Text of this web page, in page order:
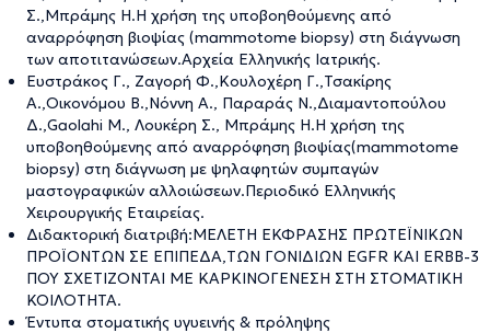
Σ.,Μπράμης Η.Η χρήση της υποβοηθούμενης από
αναρρόφηση βιοψίας (mammotome biopsy) στη διάγνωση
των αποτιτανώσεων.Αρχεία Ελληνικής Ιατρικής.
Ευστράκος Γ., Ζαγορή Φ.,Κουλοχέρη Γ.,Τσακίρης
Α.,Οικονόμου Β.,Νόννη Α., Παραράς Ν.,Διαμαντοπούλου
Δ.,Gaolahi M., Λουκέρη Σ., Μπράμης Η.Η χρήση της
υποβοηθούμενης από αναρρόφηση βιοψίας(mammotome
biopsy) στη διάγνωση με ψηλαφητών συμπαγών
μαστογραφικών αλλοιώσεων.Περιοδικό Ελληνικής
Χειρουργικής Εταιρείας.
Διδακτορική διατριβή:ΜΕΛΕΤΗ ΕΚΦΡΑΣΗΣ ΠΡΩΤΕΪΝΙΚΩΝ
ΠΡΟΪΟΝΤΩΝ ΣΕ ΕΠΙΠΕΔΑ,ΤΩΝ ΓΟΝΙΔΙΩΝ EGFR ΚΑΙ ERBB-3
ΠΟΥ ΣΧΕΤΙΖΟΝΤΑΙ ΜΕ ΚΑΡΚΙΝΟΓΕΝΕΣΗ ΣΤΗ ΣΤΟΜΑΤΙΚΗ
ΚΟΙΛΟΤΗΤΑ.
Έντυπα στοματικής υγυεινής & πρόληψης